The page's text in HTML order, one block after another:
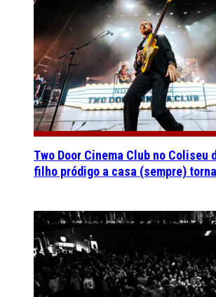
Two Door Cinema Club no Coliseu
filho pródigo a casa (sempre) torna